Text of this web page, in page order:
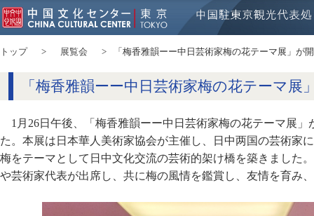
トップ 展覧会 「梅香雅韻ーー中日芸術家梅の花テーマ展」が
「梅香雅韻ーー中日芸術家梅の花テーマ展
1月26日午後、「梅香雅韻ーー中日芸術家梅の花テーマ展
た。本展は日本華人美術家協会が主催し、日中两国の芸術家
梅をテーマとして日中文化交流の芸術的架け橋を築きました
や芸術家代表が出席し、共に梅の風情を鑑賞し、友情を育み